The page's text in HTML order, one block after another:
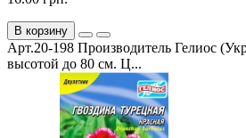
В корзину
Арт.20-198 Производитель Гелиос
высотой до 80 см. Ц...